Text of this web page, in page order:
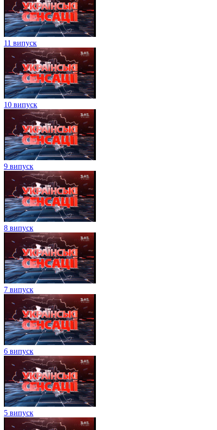
11 випуск
10 випуск
9 випуск
8 випуск
7 випуск
6 випуск
5 випуск